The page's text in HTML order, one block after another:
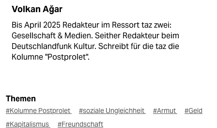
Volkan Ağar
Bis April 2025 Redakteur im Ressort taz zwei:
Gesellschaft & Medien. Seither Redakteur beim
Deutschlandfunk Kultur. Schreibt für die taz die
Kolumne "Postprolet".
Themen
#Kolumne Postprolet #soziale Ungleichheit #Armut
#Geld
#Kapitalismus
#Freundschaft